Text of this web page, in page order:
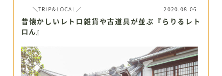
＼TRIP&LOCAL／ 2020.08.06
昔懐かしいレトロ雑貨や古道具が並ぶ『らりるレト
ロん』